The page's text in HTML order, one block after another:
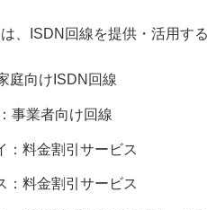
、ISDN回線を提供・活用す
庭向けISDN回線
事業者向け回線
：料金割引サービス
：料金割引サービス